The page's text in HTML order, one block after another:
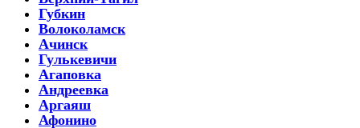
Губкин
Волоколамск
Ачинск
Гулькевичи
Агаповка
Андреевка
Аргаяш
Афонино